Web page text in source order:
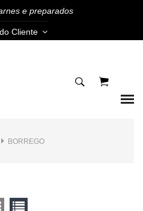
e preparados
Cliente
BORREGO